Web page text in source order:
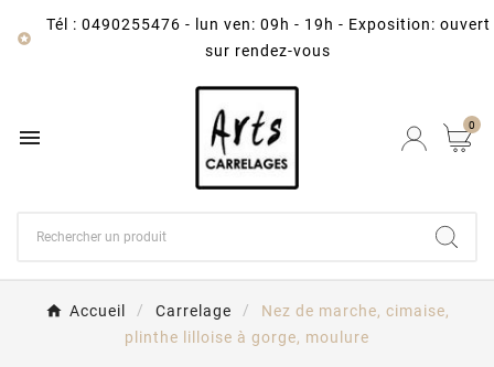

Tél : 0490255476 -
lun ven: 09h - 19h - Exposition: ouvert
sur rendez-vous
 0
Accueil Carrelage
Nez de marche, cimaise,
plinthe lilloise à gorge, moulure